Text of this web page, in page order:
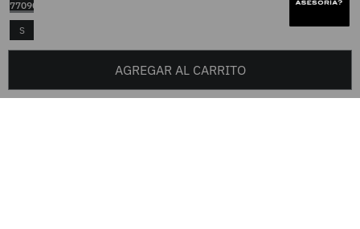
S
AGREGAR AL CARRITO
POLÍTICAS
NUESTROS TÉRMINOS Y
CONDICIONES
POLÍTICA DE CAMBIOS
TRATAMIENTO DE DATOS
FACEBOOK
INSTAGRAM